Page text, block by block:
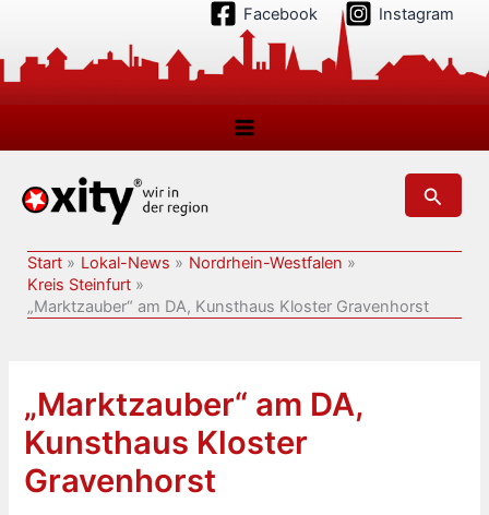
springen
Facebook Instagram
Suchen
Start Lokal-News
Nordrhein-Westfalen
Kreis Steinfurt
„Marktzauber“ am DA, Kunsthaus Kloster Gravenhorst
„Marktzauber“ am DA,
Kunsthaus Kloster
Gravenhorst